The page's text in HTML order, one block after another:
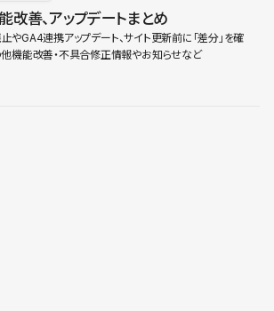
改善、アップデートまとめ
GA4連携アップデート、サイト更新前に「差分」を確
他機能改善・不具合修正情報やお知らせなど